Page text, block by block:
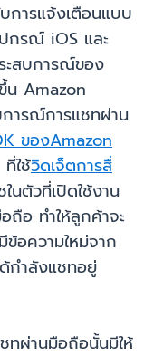
ารแจ้งเตือนแบบ
กรณ์ iOS และ
สบการณ์ของ
น Amazon
การณ์การแชทผ่าน
ของAmazon
ใช้วิดเจ็ตการสื่
นตัวที่เปิดใช้งาน
ถือ ทำให้ลูกค้าจะ
ข้อความใหม่จาก
กำลังแชทอยู่
ทผ่านมือถือนั้นมีให้